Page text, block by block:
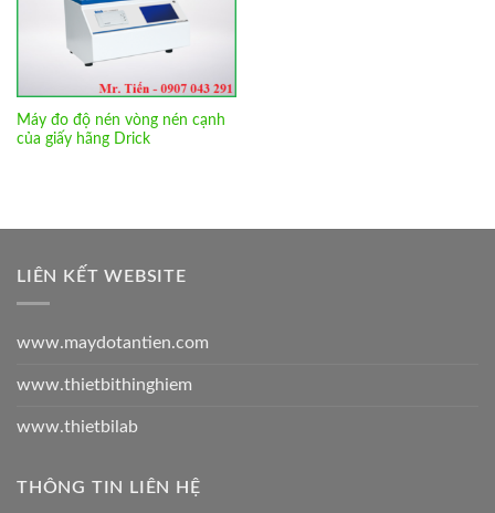
Máy đo độ nén vòng nén cạnh
của giấy hãng Drick
LIÊN KẾT WEBSITE
www.maydotantien.com
www.thietbithinghiem
www.thietbilab
THÔNG TIN LIÊN HỆ